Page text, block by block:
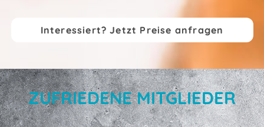
Interessiert? Jetzt Preise anfragen
ZUFRIEDENE MITGLIEDER